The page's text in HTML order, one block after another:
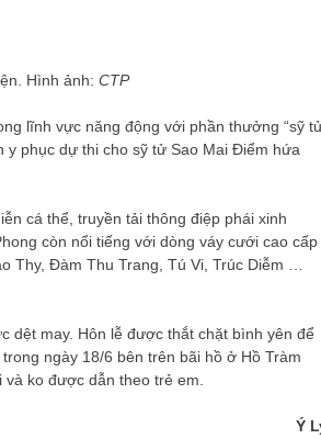
Hình ảnh: CTP
lĩnh vực năng động với phần thưởng “sỹ
y phục dự thi cho sỹ tử Sao Mai Điểm hứa
cá thể, truyền tải thông điệp phái xinh
còn nổi tiếng với dòng váy cưới cao cấp
Thy, Đàm Thu Trang, Tú Vi, Trúc Diễm …
dệt may. Hôn lễ được thắt chặt bình yên để
ngày 18/6 bên trên bãi hồ ở Hồ Tràm
ko được dẫn theo trẻ em.
Ý